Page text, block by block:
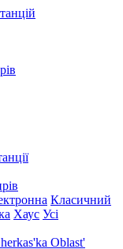
Класичний
Хаус Усі
Oblast'